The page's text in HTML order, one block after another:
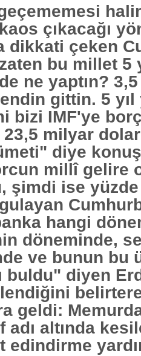
çıkacağı
dikkati çeken
bu millet 5
ne yaptın? 3,5
gittin. 5
bizi IMF'ye
23,5 milyar
diye
millî gelire
şimdi ise
hangi
döneminde,
ve bunun bu
buldu" diyen
geldi:
altında